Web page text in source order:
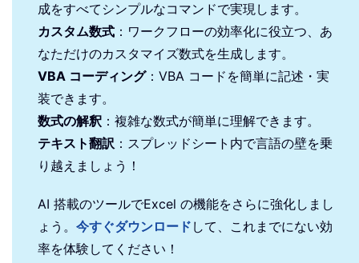
成をすべてシンプルなコマンドで実現します。
カスタム数式 ：ワークフローの効率化に役立つ、あ
なただけのカスタマイズ数式を生成します。
VBA コーディング：VBA コードを簡単に記述・実
装できます。
数式の解釈 ：複雑な数式が簡単に理解できます。
テキスト翻訳 ：スプレッドシート内で言語の壁を乗
り越えましょう！
AI 搭載のツールでExcel の機能をさらに強化しまし
ょう。 今すぐダウンロード して、これまでにない効
率を体験してください！